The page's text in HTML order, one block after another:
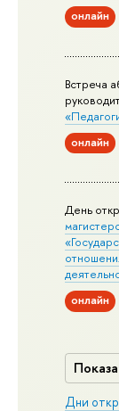
онлайн
Встреча
онлайн
День
онлайн
Дни